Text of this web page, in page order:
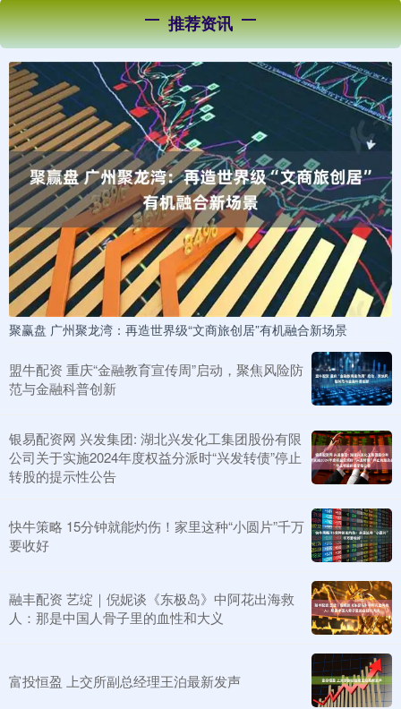
推荐资讯
聚赢盘 广州聚龙湾：再造世界级“文商旅创居”有机融合新场景
盟牛配资 重庆“金融教育宣传周”启动，聚焦风险防
范与金融科普创新
银易配资网 兴发集团: 湖北兴发化工集团股份有限
公司关于实施2024年度权益分派时“兴发转债”停止
转股的提示性公告
快牛策略 15分钟就能灼伤！家里这种“小圆片”千万
要收好
融丰配资 艺绽｜倪妮谈《东极岛》中阿花出海救
人：那是中国人骨子里的血性和大义
富投恒盈 上交所副总经理王泊最新发声